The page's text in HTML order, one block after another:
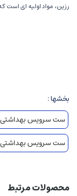
رزین، مواد اولیه ای
بخشها :
ست سرویس بهداشتی
ست سرویس بهداشتی
محصولات مرتبط